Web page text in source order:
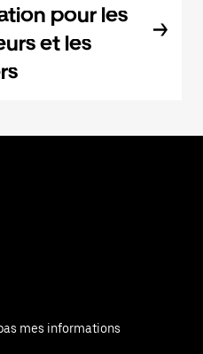
pour les
et les
mes informations